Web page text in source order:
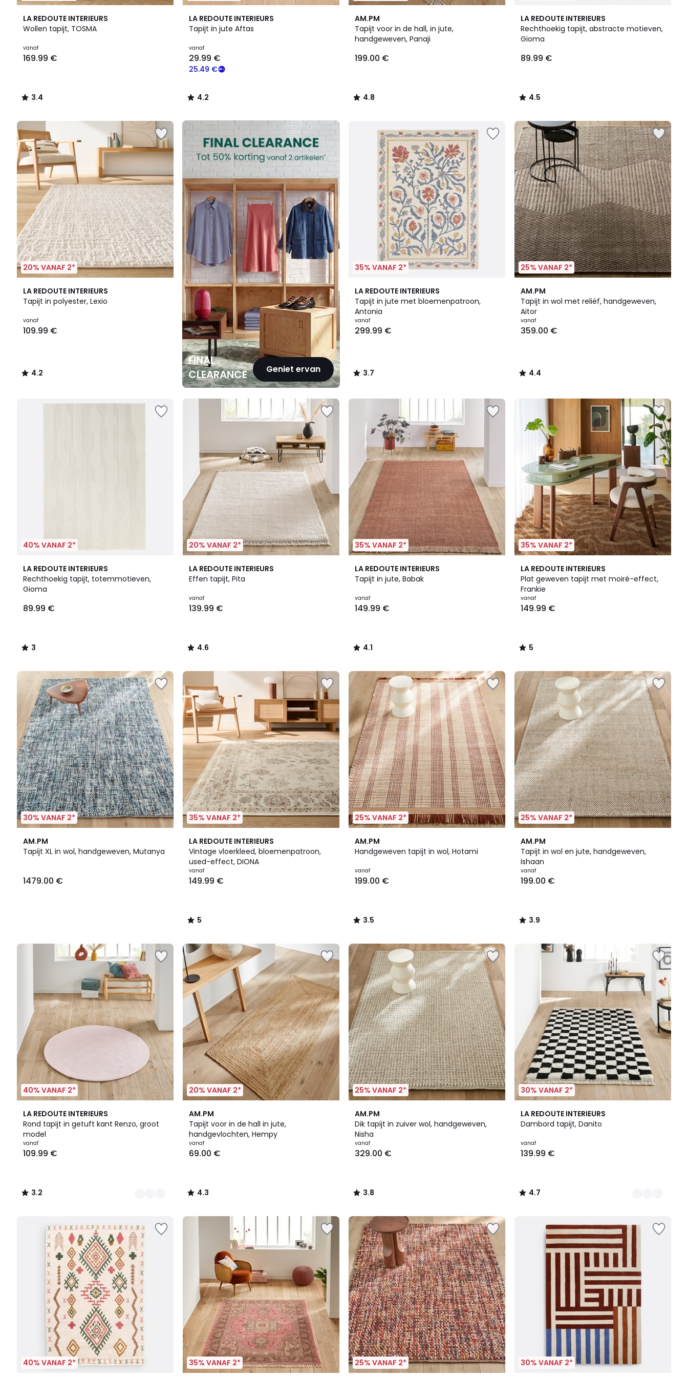
LA REDOUTE INTERIEURS
Wollen tapijt, TOSMA
Prijs
vanaf
vanaf
169.99 €
3.4
/ 5
3.4
/
LA REDOUTE INTERIEURS
Tapijt in jute Aftas
vanaf
25.49 €
29.99 €
4.2
/ 5
4.2
/
AM.PM
Tapijt voor in de hall, in jute,
handgeweven, Panaji
199.00 €
4.8
/ 5
4.8
/
LA REDOUTE INTERIEURS
Rechthoekig tapijt, abstracte motieven,
Gioma
89.99 €
4.5
/ 5
4.5
/
20% VANAF 2*
LA REDOUTE INTERIEURS
Tapijt in polyester, Lexio
vanaf
109.99 €
4.2
/ 5
4.2
/
FINAL
CLEARANCE
Geniet ervan
FINAL
CLEARANCE
35% VANAF 2*
LA REDOUTE INTERIEURS
Tapijt in jute met bloemenpatroon,
Antonia
vanaf
299.99 €
3.7
/ 5
3.7
/
25% VANAF 2*
AM.PM
Tapijt in wol met reliëf, handgeweven,
Aitor
vanaf
359.00 €
4.4
/ 5
4.4
/
40% VANAF 2*
LA REDOUTE INTERIEURS
Rechthoekig tapijt, totemmotieven,
Gioma
89.99 €
3
/
5
3
/
20% VANAF 2*
LA REDOUTE INTERIEURS
Effen tapijt, Pita
vanaf
139.99 €
4.6
/ 5
4.6
/
35% VANAF 2*
LA REDOUTE INTERIEURS
Tapijt in jute, Babak
vanaf
149.99 €
4.1
/ 5
4.1
/
35% VANAF 2*
LA REDOUTE INTERIEURS
Plat geweven tapijt met moiré-effect,
Frankie
vanaf
149.99 €
5
/
5
5
/
30% VANAF 2*
AM.PM
Tapijt XL in wol, handgeweven, Mutanya
1479.00 €
35% VANAF 2*
LA REDOUTE INTERIEURS
Vintage vloerkleed, bloemenpatroon,
used-effect, DIONA
vanaf
149.99 €
5
/
5
5
/
25% VANAF 2*
AM.PM
Handgeweven tapijt in wol, Hotami
vanaf
199.00 €
3.5
/ 5
3.5
/
25% VANAF 2*
AM.PM
Tapijt in wol en jute, handgeweven,
Ishaan
vanaf
199.00 €
3.9
/ 5
3.9
/
40% VANAF 2*
LA REDOUTE INTERIEURS
Rond tapijt in getuft kant Renzo, groot
model
vanaf
109.99 €
3.2
/ 5
3
Kleuren
3.2
/
20% VANAF 2*
AM.PM
Tapijt voor in de hall in jute,
handgevlochten, Hempy
vanaf
69.00 €
4.3
/ 5
4.3
/
25% VANAF 2*
AM.PM
Dik tapijt in zuiver wol, handgeweven,
Nisha
vanaf
329.00 €
3.8
/ 5
3.8
/
30% VANAF 2*
LA REDOUTE INTERIEURS
Dambord tapijt, Danito
vanaf
139.99 €
4.7
/ 5
3
Kleuren
4.7
/
40% VANAF 2* 35% VANAF 2* 25% VANAF 2* 30% VANAF 2*